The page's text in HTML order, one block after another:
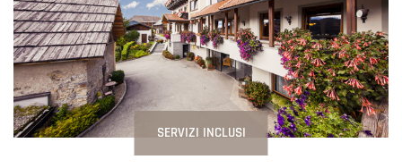
SERVIZI INCLUSI